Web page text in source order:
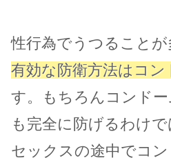
性行為でうつることが
有効な防衛方法はコン
す。もちろんコンド
も完全に防げるわけで
セックスの途中でコ